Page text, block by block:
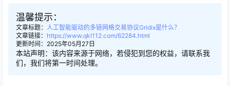
温馨提示：
文章标题： 人工智能驱动的多链网格交易协议Gridix是什么？
文章链接： https://www.qkl112.com/62284.html
更新时间：2025年05月27日
本站声明：该内容来源于网络，若侵犯到您的权益，请联系我
们，我们将第一时间处理。